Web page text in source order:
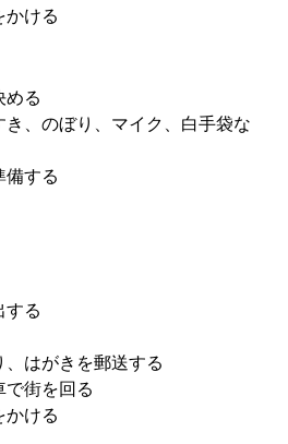
かける
める
き、のぼり、マイク、白手袋な
備する
する
、はがきを郵送する
で街を回る
かける